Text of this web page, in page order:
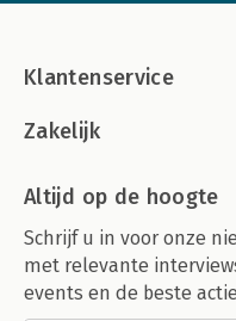
Klantenservice
Zakelijk
Altijd op de hoogte
Schrijf u in voor onze
met relevante
events en de beste